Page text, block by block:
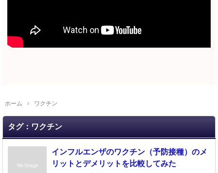
ホーム › ワクチン
タグ：ワクチン
No Image
インフルエンザのワクチン（予防接種）のメ
リットとデメリットを比較してみた